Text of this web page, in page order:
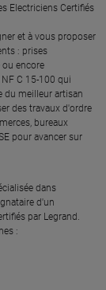
Electriciens Certifiés
et à vous proposer
: prises
encore
C 15-100 qui
du meilleur artisan
des travaux d'ordre
bureaux
pour avancer sur
dans
d'un
par Legrand​.
: